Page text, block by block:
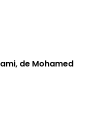
de Mohamed